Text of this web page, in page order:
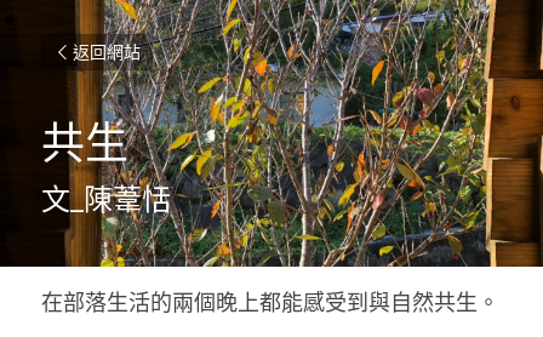
返回網站
共生
文_陳葦恬
在部落生活的兩個晚上都能感受到與自然共生。